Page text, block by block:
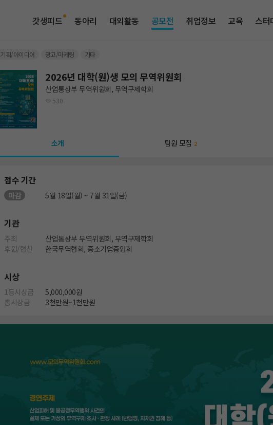
갓생피드 동아리 대외활동 공모전 취업정보 교육 스터
기획/아이디어 광고/마케팅 기타
2026년 대학(원)생 모의 무역위원회
산업통상부 무역위원회, 무역구제학회
530
소개 팀원 모집 2
접수 기간
마감 5월 18일(월) ~ 7월 31일(금)
기관
주최
산업통상부 무역위원회, 무역구제학회
후원/협찬
한국무역협회, 중소기업중앙회
시상
1등시상금
5,000,000원
총시상금
3천만원~1천만원